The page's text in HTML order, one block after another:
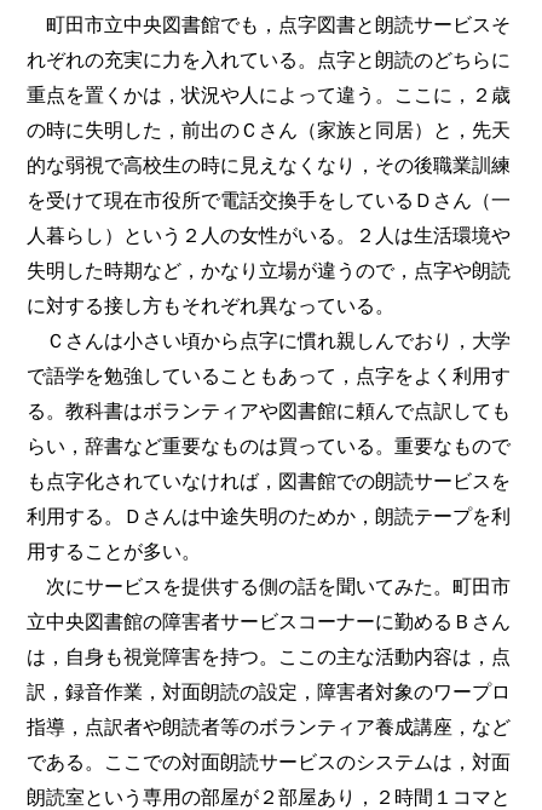
町田市立中央図書館でも，点字図書と朗読サービスそ
れぞれの充実に力を入れている。点字と朗読のどちらに
重点を置くかは，状況や人によって違う。ここに，２歳
の時に失明した，前出のＣさん（家族と同居）と，先天
的な弱視で高校生の時に見えなくなり，その後職業訓練
を受けて現在市役所で電話交換手をしているＤさん（一
人暮らし）という２人の女性がいる。２人は生活環境や
失明した時期など，かなり立場が違うので，点字や朗読
に対する接し方もそれぞれ異なっている。
Ｃさんは小さい頃から点字に慣れ親しんでおり，大学
で語学を勉強していることもあって，点字をよく利用す
る。教科書はボランティアや図書館に頼んで点訳しても
らい，辞書など重要なものは買っている。重要なもので
も点字化されていなければ，図書館での朗読サービスを
利用する。Ｄさんは中途失明のためか，朗読テープを利
用することが多い。
次にサービスを提供する側の話を聞いてみた。町田市
立中央図書館の障害者サービスコーナーに勤めるＢさん
は，自身も視覚障害を持つ。ここの主な活動内容は，点
訳，録音作業，対面朗読の設定，障害者対象のワープロ
指導，点訳者や朗読者等のボランティア養成講座，など
である。ここでの対面朗読サービスのシステムは，対面
朗読室という専用の部屋が２部屋あり，２時間１コマと